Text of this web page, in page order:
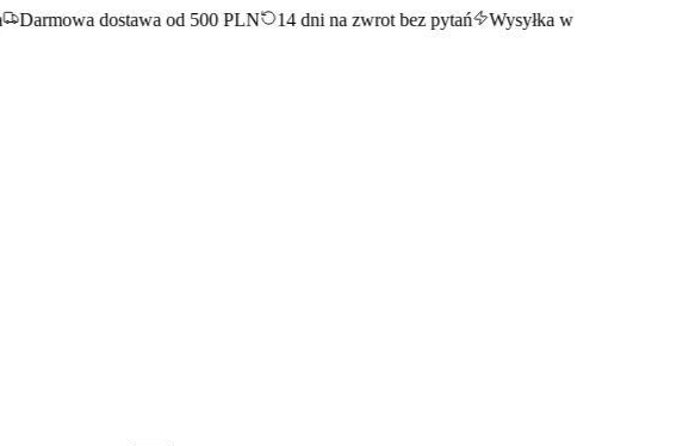
Darmowa dostawa od 500 PLN 14 dni na zwrot bez pytań
Wysyłka w